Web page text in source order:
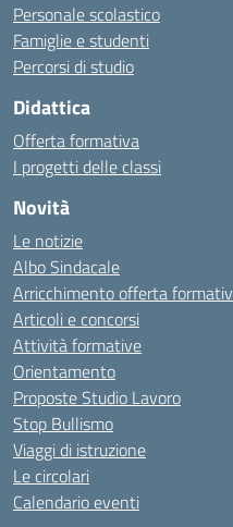
Personale scolastico
Famiglie e studenti
Percorsi di studio
Didattica
Offerta formativa
I progetti delle classi
Novità
Le notizie
Albo Sindacale
Arricchimento offerta
Articoli e concorsi
Attività formative
Orientamento
Proposte Studio Lavoro
Stop Bullismo
Viaggi di istruzione
Le circolari
Calendario eventi